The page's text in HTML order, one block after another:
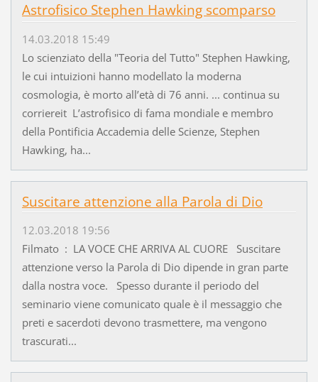
Astrofisico Stephen Hawking scomparso
14.03.2018 15:49
Lo scienziato della "Teoria del Tutto" Stephen Hawking,
le cui intuizioni hanno modellato la moderna
cosmologia, è morto all’età di 76 anni. ... continua su
corriereit L’astrofisico di fama mondiale e membro
della Pontificia Accademia delle Scienze, Stephen
Hawking, ha...
Suscitare attenzione alla Parola di Dio
12.03.2018 19:56
Filmato : LA VOCE CHE ARRIVA AL CUORE Suscitare
attenzione verso la Parola di Dio dipende in gran parte
dalla nostra voce. Spesso durante il periodo del
seminario viene comunicato quale è il messaggio che
preti e sacerdoti devono trasmettere, ma vengono
trascurati...